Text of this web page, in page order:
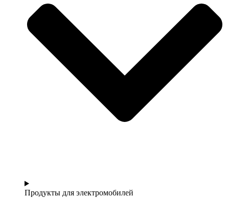
Продукты для электромобилей